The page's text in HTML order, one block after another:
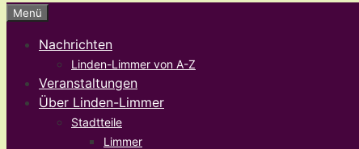
Menü
Nachrichten
Linden-Limmer von A-Z
Veranstaltungen
Über Linden-Limmer
Stadtteile
Limmer